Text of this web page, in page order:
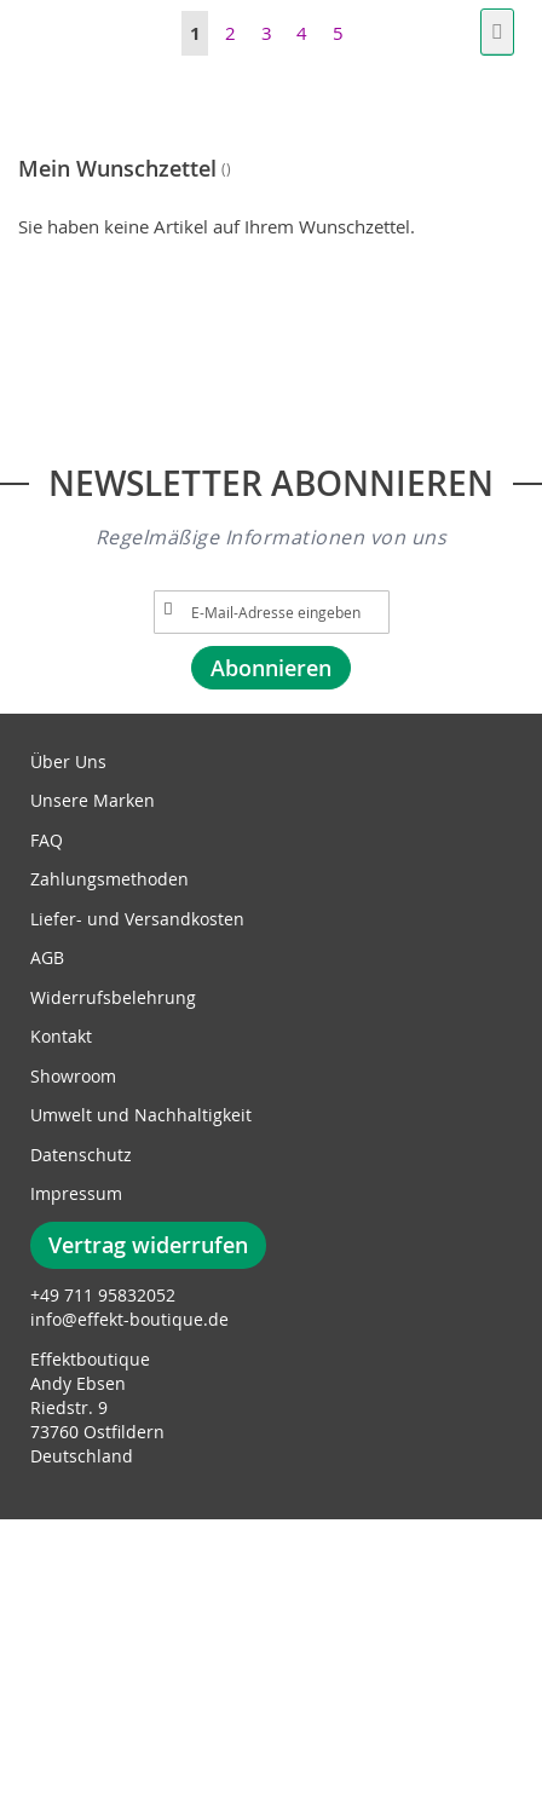
Sie
Seite
1 Seite
2 Seite
3 Seite
4 Seite
5
Mein Wunschzettel
Sie haben keine Artikel auf Ihrem Wunschzettel.
NEWSLETTER ABONNIEREN
Regelmäßige Informationen von uns
g
m
e
l
e
Abonnieren
Über Uns
Unsere Marken
FAQ
Zahlungsmethoden
Liefer- und Versandkosten
AGB
Widerrufsbelehrung
Kontakt
Showroom
Umwelt und Nachhaltigkeit
Datenschutz
Impressum
Vertrag widerrufen
+49 711 95832052
info@effekt-boutique.de
Effektboutique
Andy Ebsen
Riedstr. 9
73760 Ostfildern
Deutschland